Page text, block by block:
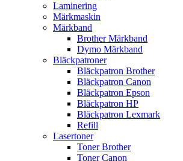
Laminering
Märkmaskin
Märkband
Brother Märkband
Dymo Märkband
Bläckpatroner
Bläckpatron Brother
Bläckpatron Canon
Bläckpatron Epson
Bläckpatron HP
Bläckpatron Lexmark
Refill
Lasertoner
Toner Brother
Toner Canon